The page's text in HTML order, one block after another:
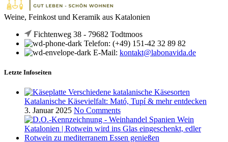
Weine, Feinkost und Keramik aus Katalonien
Fichtenweg 38 - 79682 Todtmoos
Telefon: (+49) 151-42 32 89 82
E-Mail: kontakt@labonavida.de
Letzte Infoseiten
Katalanische Käsevielfalt: Mató, Tupí & mehr entdecken
3. Januar 2025 No Comments